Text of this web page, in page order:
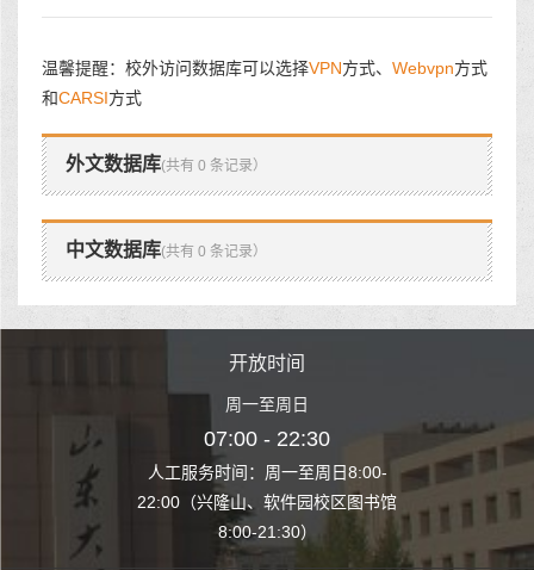
温馨提醒：校外访问数据库可以选择VPN方式、 Webvpn方式
和CARSI方式
外文数据库(共有 0 条记录）
中文数据库(共有 0 条记录）
至周日8:00-
园校区图书馆
开放时间
周一至周日
07:00 - 22:30
人工服务时间：周一至周日8:00-
22:00（兴隆山、软件园校区图书馆
8:00-21:30）
人工服务时间
22:00（兴隆山